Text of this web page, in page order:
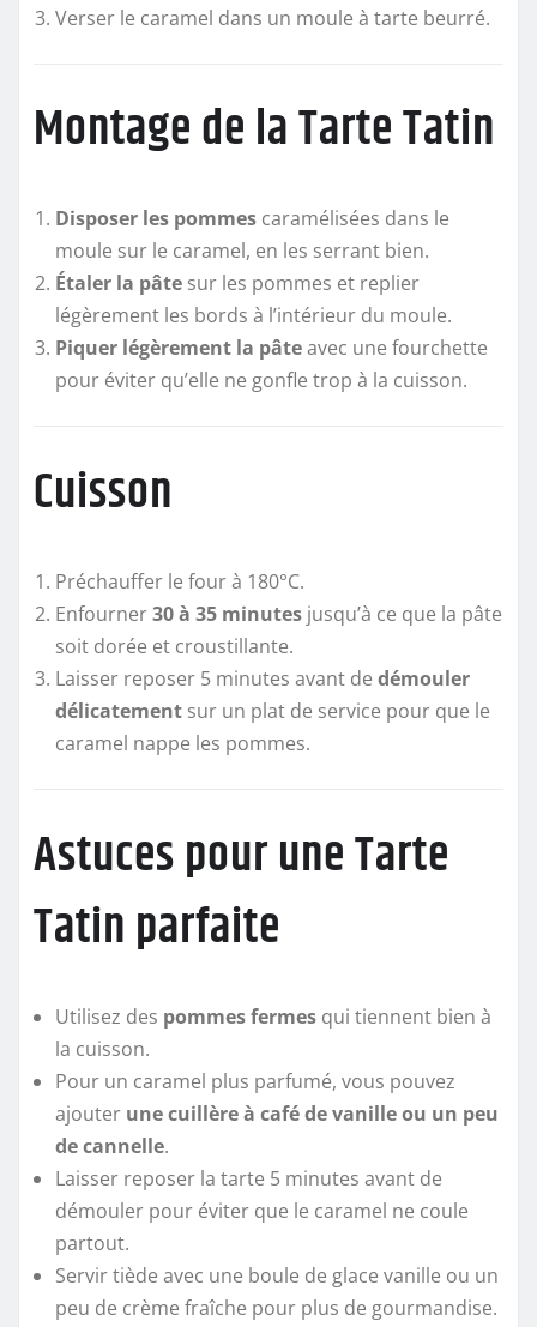
Verser le caramel dans un moule à tarte beurré.
Montage de la Tarte Tatin
Disposer les pommes caramélisées dans le
moule sur le caramel, en les serrant bien.
Étaler la pâte sur les pommes et replier
légèrement les bords à l’intérieur du moule.
Piquer légèrement la pâteavec une fourchette
pour éviter qu’elle ne gonfle trop à la cuisson.
Cuisson
Préchauffer le four à 180°C.
Enfourner30 à 35 minutes jusqu’à ce que la pâte
soit dorée et croustillante.
Laisser reposer 5 minutes avant de démouler
délicatement sur un plat de service pour que le
caramel nappe les pommes.
Astuces pour une Tarte
Tatin parfaite
Utilisez des pommes fermes qui tiennent bien à
la cuisson.
Pour un caramel plus parfumé, vous pouvez
ajouter une cuillère à café de vanille ou un peu
de cannelle.
Laisser reposer la tarte 5 minutes avant de
démouler pour éviter que le caramel ne coule
partout.
Servir tiède avec une boule de glace vanille ou un
peu de crème fraîche pour plus de gourmandise.